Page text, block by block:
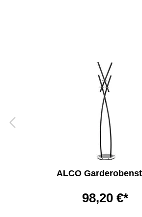
ALCO
98,20 €*